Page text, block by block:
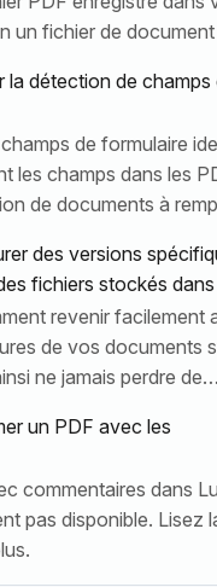
un fichier de
la détection de champs
de formulaire
les champs dans les
de documents à
des versions
fichiers stockés dans
revenir facilement
de vos documents
ne jamais perdre de
un PDF avec les
commentaires dans
pas disponible. Lisez